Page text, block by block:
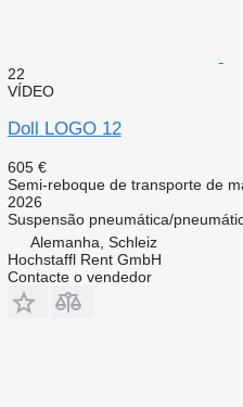
22
VÍDEO
Doll LOGO 12
605 €
Semi-reboque de transporte de
2026
Suspensão pneumática/
Alemanha, Schleiz
Hochstaffl Rent GmbH
Contacte o vendedor